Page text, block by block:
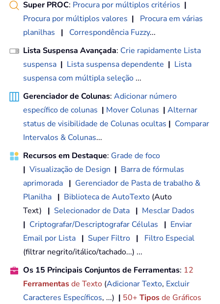
Super PROC: Procura por múltiplos critérios |
Procura por múltiplos valores |
Procura em várias
planilhas
| Correspondência Fuzzy...
Lista Suspensa Avançada: Crie rapidamente Lista
suspensa | Lista suspensa dependente | Lista
suspensa com múltipla seleção ...
Gerenciador de Colunas: Adicionar número
específico de colunas | Mover Colunas | Alternar
status de visibilidade de Colunas ocultas | Comparar
Intervalos & Colunas...
Recursos em Destaque: Grade de foco
| Visualização de Design | Barra de fórmulas
aprimorada | Gerenciador de Pasta de trabalho &
Planilha | Biblioteca de AutoTexto (Auto
Text) | Selecionador de Data | Mesclar Dados
| Criptografar/Descriptografar Células | Enviar
Email por Lista | Super Filtro |
Filtro Especial
(filtrar negrito/itálico/tachado...) ...
Os 15 Principais Conjuntos de Ferramentas: 12
Ferramentasde Texto (Adicionar Texto, Excluir
Caracteres Específicos, ...) | 50+ Tiposde Gráficos